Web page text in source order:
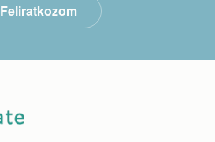
Feliratkozom